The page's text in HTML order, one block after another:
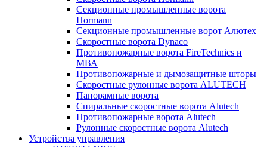
Секционные промышленные ворота
Hormann
Секционные промышленные ворот Алютех
Скоростные ворота Dynaco
Противопожарные ворота FireTechnics и
МВА
Противопожарные и дымозащитные шторы
Скоростные рулонные ворота ALUTECH
Панорамные ворота
Спиральные скоростные ворота Alutech
Противопожарные ворота Alutech
Рулонные скоростные ворота Alutech
Устройства управления